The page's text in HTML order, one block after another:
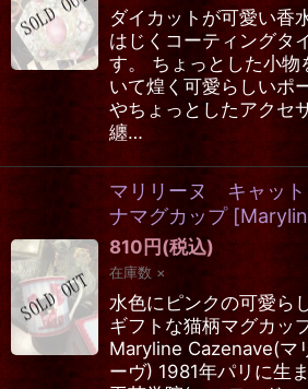
ダイカットが可愛い香
はじくコーティングタ
す。 ちょっとした小物
いて煌く可愛らしいポ
やちょっとしたアクセ
纏…
マリリーヌ キャッ
ナマグカップ [
810円(税込)
在庫数 ×
水色にピンクの可愛ら
ギフトな猫柄マグカッ
Maryline Cazenave(マ
ーヴ) 1981年パリに生